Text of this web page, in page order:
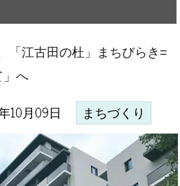
「江古田の杜」まちびらき=
」へ
10月09日 まちづくり